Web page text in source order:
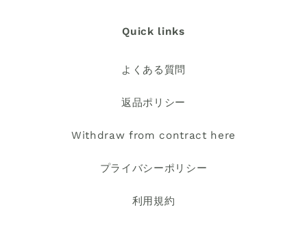
Quick links
よくある質問
返品ポリシー
Withdraw from contract here
プライバシーポリシー
利用規約